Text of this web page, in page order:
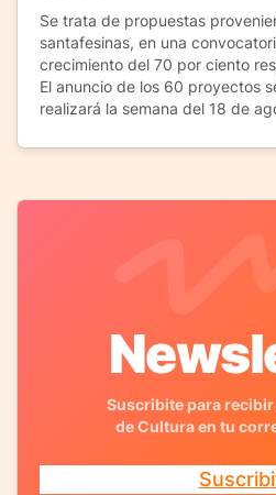
Se trata de propuestas
santafesinas, en una
crecimiento del 70 por ciento
El anuncio de los 60 proyectos
realizará la semana del 18 de
Suscribite para
de Cultura en tu